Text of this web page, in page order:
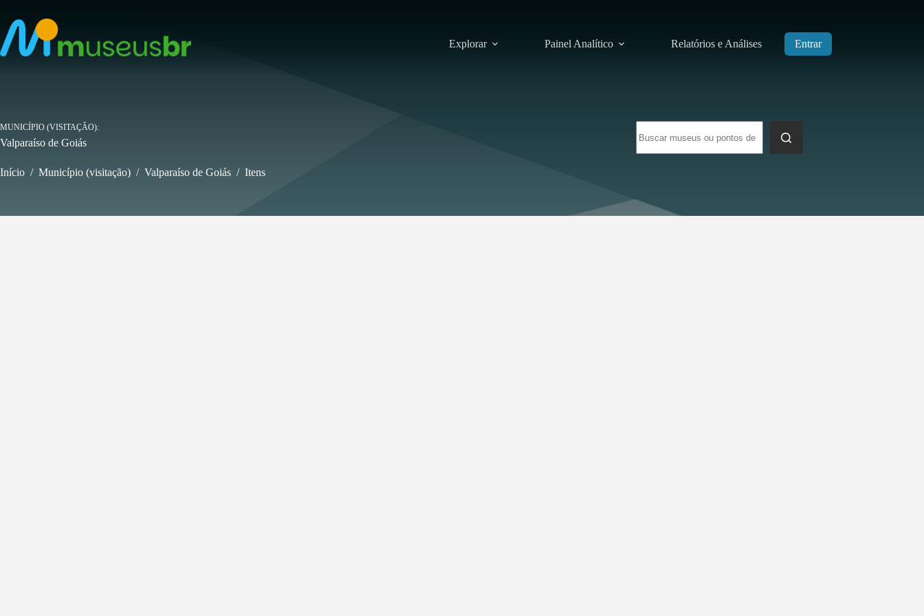
para
conteúdo
Explorar Painel Analítico Relatórios e Análises Entrar
resultados
MUNICÍPIO (VISITAÇÃO)
Valparaíso de Goiás
Início / Município (visitação) / Valparaíso de Goiás / Itens